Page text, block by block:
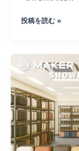
た。
製
料・
カ
タ
ロ
グ
PDF
投稿を読む »